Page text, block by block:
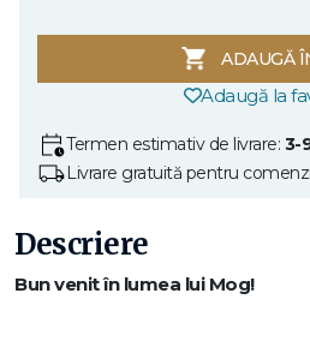
ADAUGĂ
Adaugă la
Termen estimativ de livrare: 3-
Livrare gratuită pentru
Descriere
Bun venit în lumea lui Mog!